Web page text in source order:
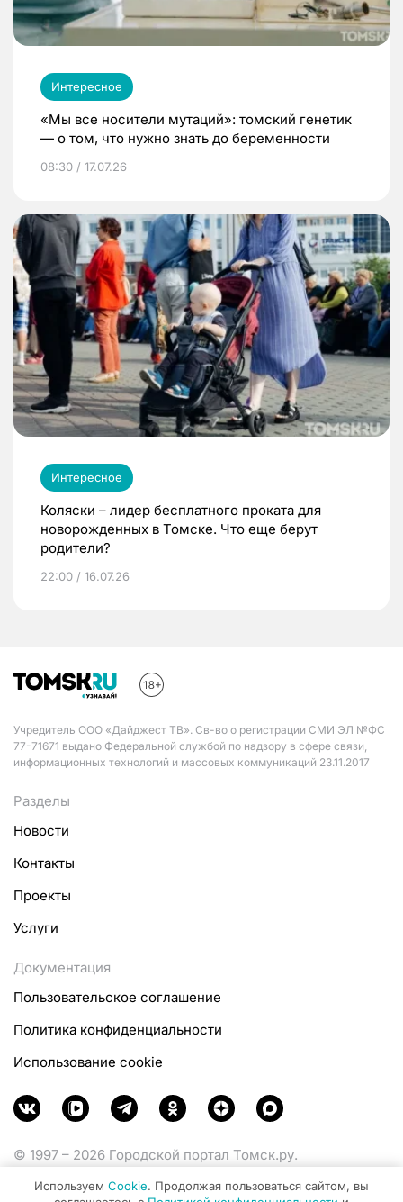
Интересное
«Мы все носители мутаций»: томский генетик
— о том, что нужно знать до беременности
08:30 / 17.07.26
Интересное
Коляски – лидер бесплатного проката для
новорожденных в Томске. Что еще берут
родители?
22:00 / 16.07.26
Учредитель ООО «Дайджест ТВ». Св-во о регистрации СМИ ЭЛ №ФС
77-71671 выдано Федеральной службой по надзору в сфере связи,
информационных технологий и массовых коммуникаций 23.11.2017
Разделы
Новости
Контакты
Проекты
Услуги
Документация
Пользовательское соглашение
Политика конфиденциальности
Использование cookie
© 1997 – 2026 Городской портал Томск.ру.
Министерства цифрового развития, связи и массовых
Используем Cookie. Продолжая пользоваться сайтом, вы